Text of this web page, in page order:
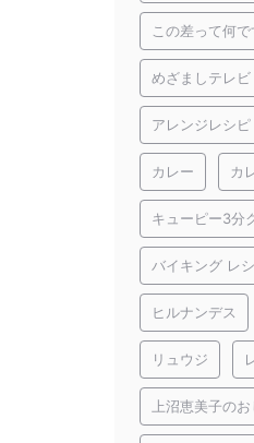
この差って何
めざましテレ
アレンジレシピ
カレー カ
キューピー3分
バイキング レ
ヒルナンデス
リュウジ
上沼恵美子の